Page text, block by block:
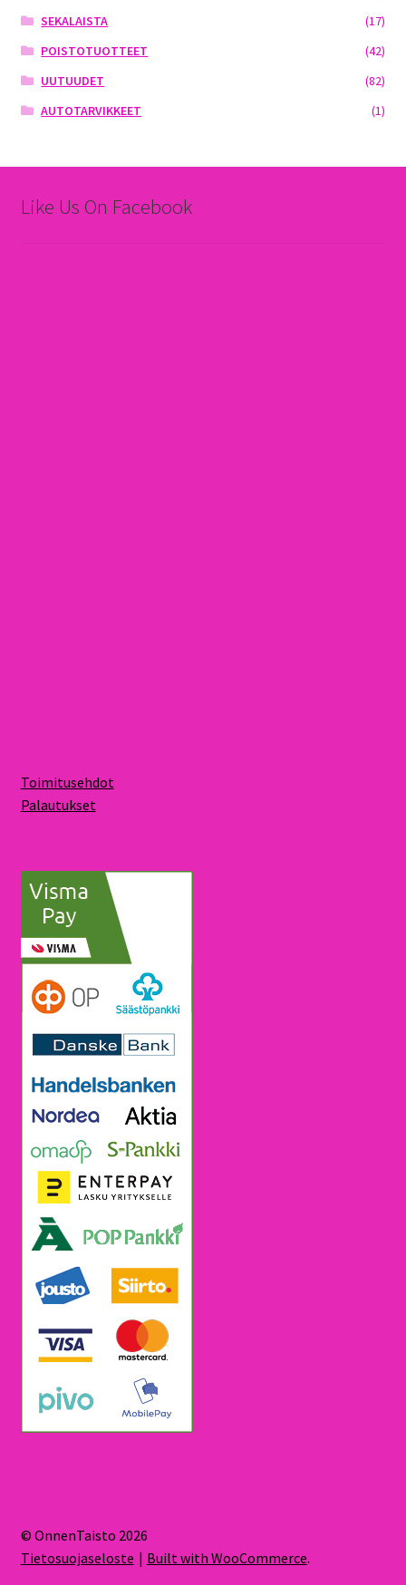
SEKALAISTA
(17)
POISTOTUOTTEET
(42)
UUTUUDET
(82)
AUTOTARVIKKEET
(1)
Like Us On Facebook
Toimitusehdot
Palautukset
© OnnenTaisto 2026
Tietosuojaseloste
Built with WooCommerce.